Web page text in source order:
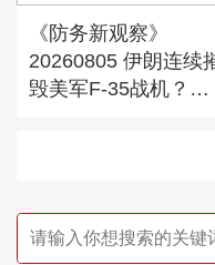
《防务新观察》
20260805 伊朗连续
毁美军F-35战机？特